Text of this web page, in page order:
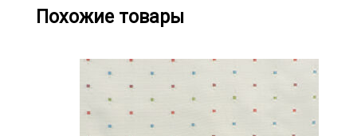
Похожие товары